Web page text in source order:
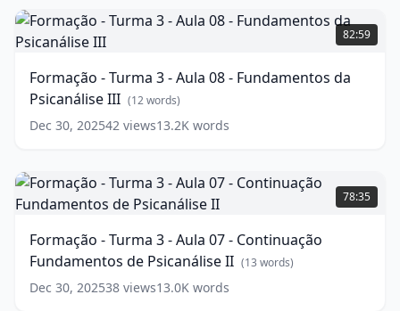
de
psicanálise
IV
II)
(14
Formação
-
Turma
Aula
08
da
Psicanálise
III (12
82:59
Formação - Turma 3 - Aula 08 - Fundamentos da
Psicanálise III (12words)
Dec 30, 202542 views13.2K words
Formação
-
Turma
Aula
07
78:35
Formação - Turma 3 - Aula 07 - Continuação
Fundamentos de Psicanálise II (13 words)
Dec 30, 202538 views13.0K words